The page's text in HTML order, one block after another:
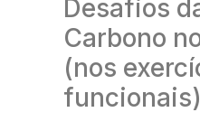
Desafios
Carbono
(nos
funcionais)